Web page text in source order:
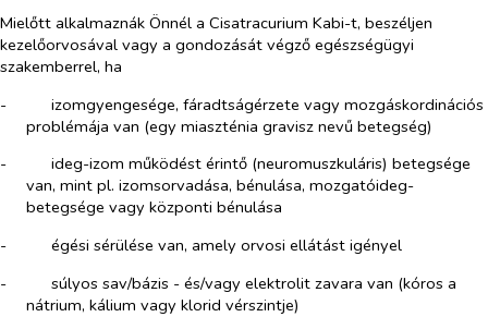
Mielőtt alkalmaznák Önnél a Cisatracurium Kabi-t, beszéljen
kezelőorvosával vagy a gondozását végző egészségügyi
szakemberrel, ha
-​
izomgyengesége, fáradtságérzete vagy mozgáskordinációs
problémája van (egy miaszténia gravisz nevű betegség)
-​
ideg-izom működést érintő (neuromuszkuláris) betegsége
van, mint pl. izomsorvadása, bénulása, mozgatóideg-
betegsége vagy központi bénulása
-​
égési sérülése van, amely orvosi ellátást igényel
-​
súlyos sav/bázis - és/vagy elektrolit zavara van (kóros a
nátrium, kálium vagy klorid vérszintje)